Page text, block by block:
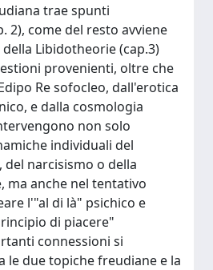
trae spunti
2), come del resto avviene
Libidotheorie (cap.3)
provenienti, oltre che
Re sofocleo, dall'erotica
e dalla cosmologia
non solo
individuali del
del narcisismo o della
ma anche nel tentativo
l'"al di là" psichico e
di piacere"
connessioni si
le due topiche freudiane e la